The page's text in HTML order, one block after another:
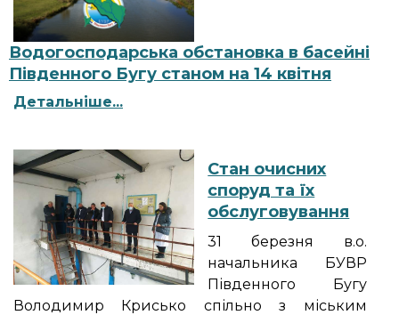
Водогосподарська обстановка в басейні
Південного Бугу станом на 14 квітня
Детальніше...
Стан очисних
споруд та їх
обслуговування
31 березня в.о.
начальника БУВР
Південного Бугу
Володимир Крисько спільно з міським